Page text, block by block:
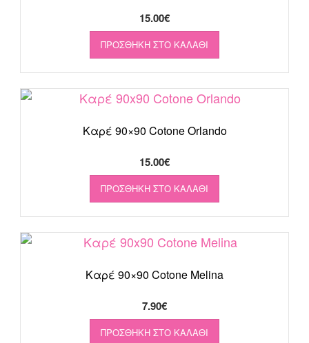
15.00€
ΠΡΟΣΘΉΚΗ ΣΤΟ ΚΑΛΆΘΙ
Καρέ 90×90 Cotone Orlando
15.00€
ΠΡΟΣΘΉΚΗ ΣΤΟ ΚΑΛΆΘΙ
Καρέ 90×90 Cotone Melina
7.90€
ΠΡΟΣΘΉΚΗ ΣΤΟ ΚΑΛΆΘΙ